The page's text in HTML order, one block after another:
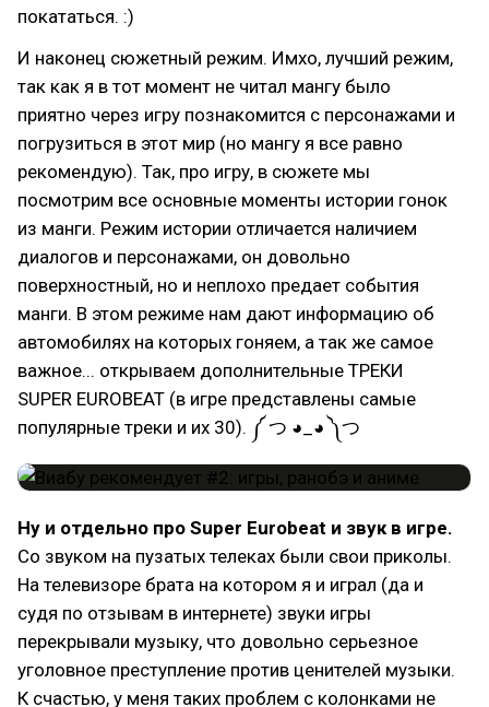
покататься. :)
И наконец сюжетный режим. Имхо, лучший режим,
так как я в тот момент не читал мангу было
приятно через игру познакомится с персонажами и
погрузиться в этот мир (но мангу я все равно
рекомендую). Так, про игру, в сюжете мы
посмотрим все основные моменты истории гонок
из манги. Режим истории отличается наличием
диалогов и персонажами, он довольно
поверхностный, но и неплохо предает события
манги. В этом режиме нам дают информацию об
автомобилях на которых гоняем, а так же самое
важное... открываем дополнительные ТРЕКИ
SUPER EUROBEAT (в игре представлены самые
популярные треки и их 30). ༼ つ ◕_◕ ༽つ
Ну и отдельно про Super Eurobeat и звук в игре.
Со звуком на пузатых телеках были свои приколы.
На телевизоре брата на котором я и играл (да и
судя по отзывам в интернете) звуки игры
перекрывали музыку, что довольно серьезное
уголовное преступление против ценителей музыки.
К счастью, у меня таких проблем с колонками не